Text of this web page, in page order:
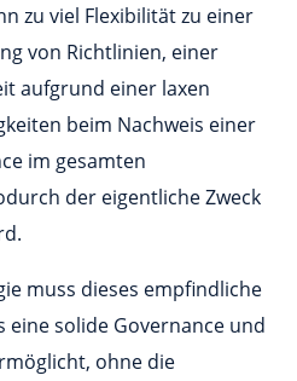
zu viel Flexibilität zu einer
von Richtlinien, einer
aufgrund einer laxen
beim Nachweis einer
im gesamten
der eigentliche Zweck
muss dieses empfindliche
eine solide Governance und
ohne die